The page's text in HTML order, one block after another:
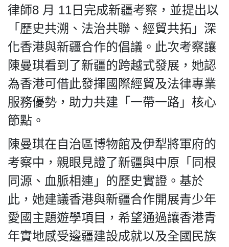
視頻
昔日
系列
活動
關於我們
我們的立場
律師8 月 11日完成新疆考察，並提出以
「歷史共溯、法治共聯、經貿共拓」深
化香港與新疆合作的倡議。此次考察讓
陳曼琪看到了新疆的跨越式發展，她認
為香港可借此發揮國際經貿及法律專業
服務優勢，助力共建「一帶一路」核心
節點。
陳曼琪在自治區博物館及伊犁將軍府的
考察中，親眼見證了新疆與中原「同根
同源、血脈相連」的歷史實證。基於
此，她建議香港與新疆合作開展青少年
愛國主題遊學項目，希望通過讓香港青
年實地感受邊疆建設成就以及全國民族